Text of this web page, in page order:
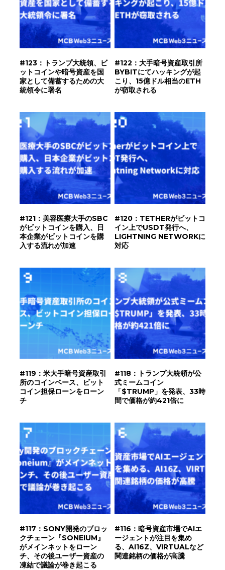
#123：トランプ大統領、ビ
ットコインや暗号資産を国
家として備蓄するための大
統領令に署名
#122：大手暗号資産取引所
BYBITにてハッキングが起
こり、15億ドル相当のETH
が窃取される
#121：美容医療大手のSBC
がビットコインを購入、日
本企業がビットコインを購
入する流れが加速
#120：TETHERがビットコ
イン上でUSDT発行へ、
LIGHTNING NETWORKに
対応
#119：米大手暗号資産取引
所のコインベース、ビット
コイン担保ローンをローン
チ
#118：トランプ大統領が公
式ミームコイン
「$TRUMP」を発表、33時
間で価格が約421倍に
#117：SONY開発のブロッ
クチェーン『SONEIUM』
がメインネットをローン
チ、その後ユーザー資産の
凍結で議論が巻き起こる
#116：暗号資産市場でAIエ
ージェントが注目を集め
る、AI16Z、VIRTUALなど
関連銘柄の価格が高騰